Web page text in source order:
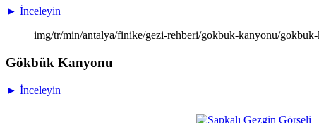
► İnceleyin
img/tr/min/antalya/finike/gezi-rehberi/gokbuk-kanyonu/
Gökbük Kanyonu
► İnceleyin